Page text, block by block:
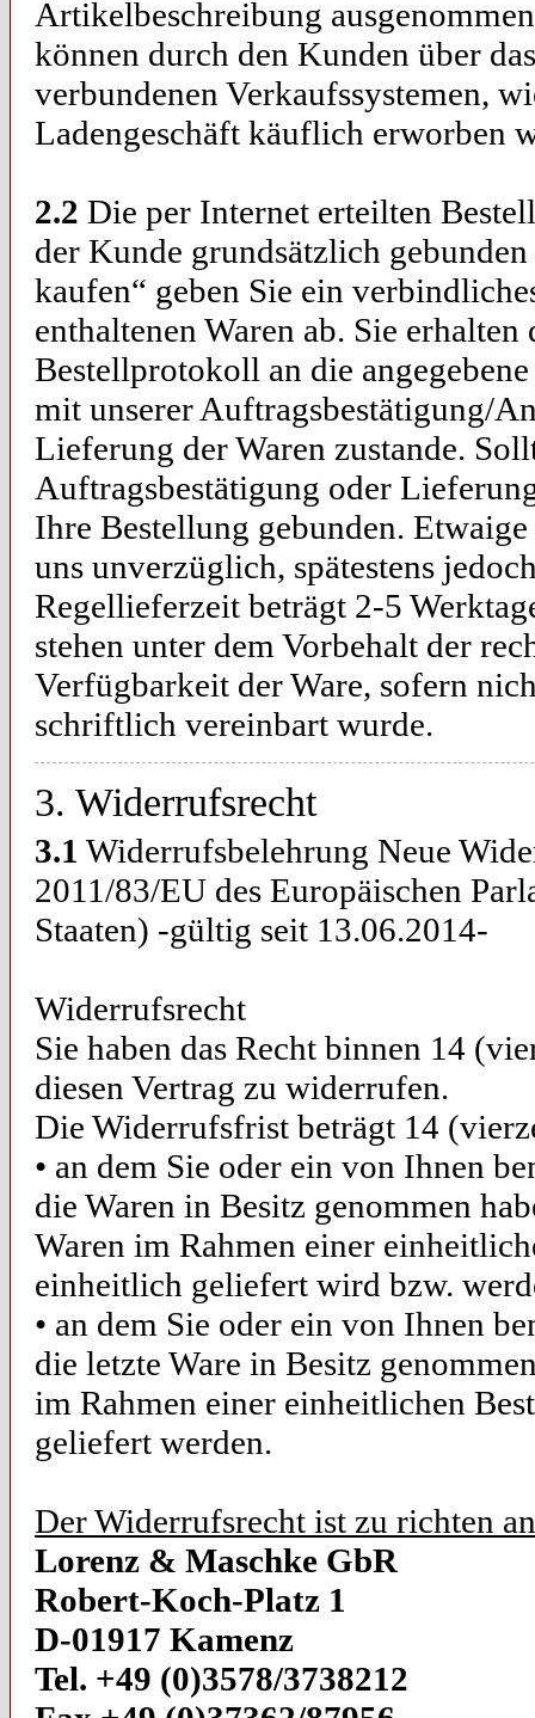
Artikelbeschreibung
können durch den Kunden über
verbundenen Verkaufssystemen,
Ladengeschäft käuflich erworben
2.2 Die per Internet erteilten
der Kunde grundsätzlich
kaufen“ geben Sie ein
enthaltenen Waren ab. Sie
Bestellprotokoll an die
mit unserer Auftragsbestätigung/
Lieferung der Waren zustande.
Auftragsbestätigung oder
Ihre Bestellung gebunden.
uns unverzüglich, spätestens
Regellieferzeit beträgt 2-5
stehen unter dem Vorbehalt der
Verfügbarkeit der Ware, sofern
schriftlich vereinbart wurde.
3. Widerrufsrecht
3.1 Widerrufsbelehrung Neue
2011/83/EU des Europäischen
Staaten) -gültig seit 13.06.2014-
Widerrufsrecht
Sie haben das Recht binnen 14
diesen Vertrag zu widerrufen.
Die Widerrufsfrist beträgt 14
• an dem Sie oder ein von Ihnen
die Waren in Besitz genommen
Waren im Rahmen einer
einheitlich geliefert wird bzw.
• an dem Sie oder ein von Ihnen
die letzte Ware in Besitz
im Rahmen einer einheitlichen
geliefert werden.
Der Widerrufsrecht ist zu richten
Lorenz & Maschke GbR
Robert-Koch-Platz 1
D-01917 Kamenz
Tel. +49 (0)3578/3738212